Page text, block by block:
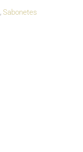
, Sabonetes